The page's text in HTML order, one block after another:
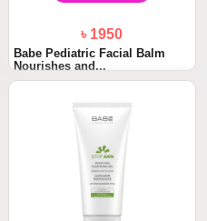
৳ 1950
Babe Pediatric Facial Balm
Nourishes and...